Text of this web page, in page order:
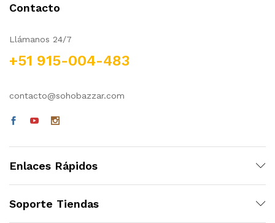
Contacto
Llámanos 24/7
+51 915-004-483
contacto@sohobazzar.com
Enlaces Rápidos
Soporte Tiendas